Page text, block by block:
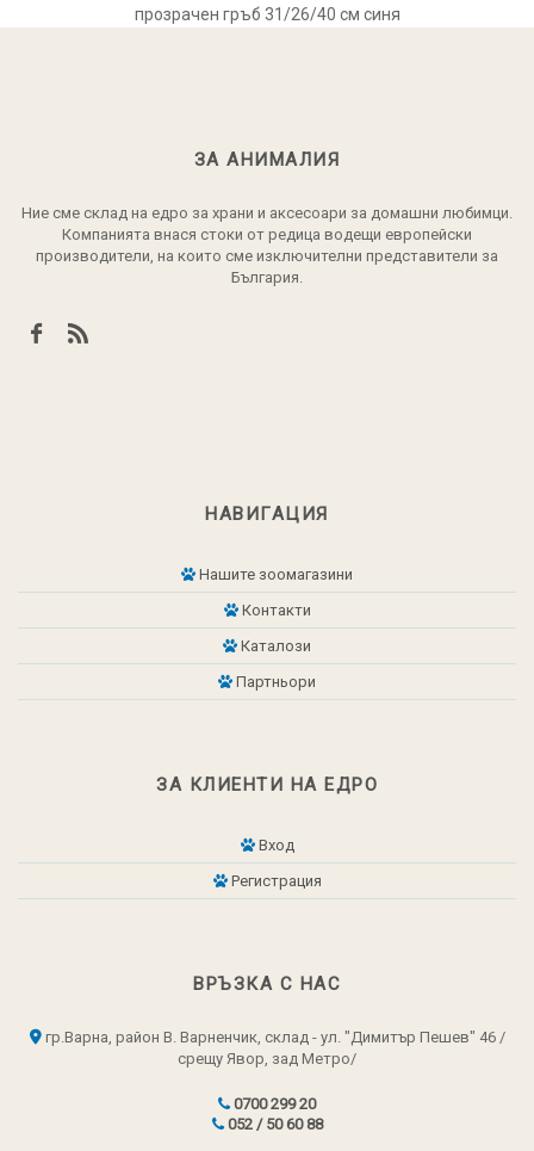
прозрачен гръб 31/26/40 см синя
ЗА АНИМАЛИЯ
Ние сме склад на едро за храни и аксесоари за домашни любимци.
Компанията внася стоки от редица водещи европейски
производители, на които сме изключителни представители за
България.
НАВИГАЦИЯ
Нашите зоомагазини
Контакти
Каталози
Партньори
ЗА КЛИЕНТИ НА ЕДРО
Вход
Регистрация
ВРЪЗКА С НАС
гр.Варна, район В. Варненчик, склад - ул. "Димитър Пешев" 46 /
срещу Явор, зад Метро/
0700 299 20
052 / 50 60 88